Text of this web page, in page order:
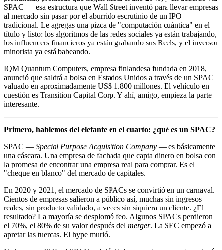
SPAC — esa estructura que Wall Street inventó para llevar empresas
al mercado sin pasar por el aburrido escrutinio de un IPO
tradicional. Le agregas una pizca de "computación cuántica" en el
título y listo: los algoritmos de las redes sociales ya están trabajando,
los influencers financieros ya están grabando sus Reels, y el inversor
minorista ya está babeando.
IQM Quantum Computers, empresa finlandesa fundada en 2018,
anunció que saldrá a bolsa en Estados Unidos a través de un SPAC
valuado en aproximadamente US$ 1.800 millones. El vehículo en
cuestión es Transition Capital Corp. Y ahí, amigo, empieza la parte
interesante.
Primero, hablemos del elefante en el cuarto: ¿qué es un SPAC?
SPAC — Special Purpose Acquisition Company — es básicamente
una cáscara. Una empresa de fachada que capta dinero en bolsa con
la promesa de encontrar una empresa real para comprar. Es el
"cheque en blanco" del mercado de capitales.
En 2020 y 2021, el mercado de SPACs se convirtió en un carnaval.
Cientos de empresas salieron a público así, muchas sin ingresos
reales, sin producto validado, a veces sin siquiera un cliente. ¿El
resultado? La mayoría se desplomó feo. Algunos SPACs perdieron
el 70%, el 80% de su valor después del merger. La SEC empezó a
apretar las tuercas. El hype murió.